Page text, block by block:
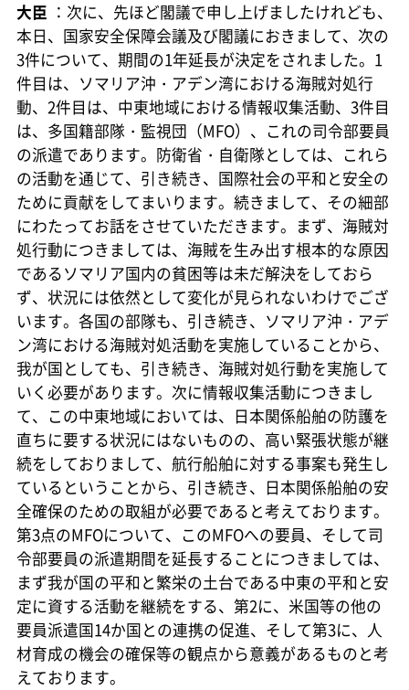
大臣 ：次に、先ほど閣議で申し上げましたけれども、
本日、国家安全保障会議及び閣議におきまして、次の
3件について、期間の1年延長が決定をされました。1
件目は、ソマリア沖・アデン湾における海賊対処行
動、2件目は、中東地域における情報収集活動、3件目
は、多国籍部隊・監視団（MFO）、これの司令部要員
の派遣であります。防衛省・自衛隊としては、これら
の活動を通じて、引き続き、国際社会の平和と安全の
ために貢献をしてまいります。続きまして、その細部
にわたってお話をさせていただきます。まず、海賊対
処行動につきましては、海賊を生み出す根本的な原因
であるソマリア国内の貧困等は未だ解決をしておら
ず、状況には依然として変化が見られないわけでござ
います。各国の部隊も、引き続き、ソマリア沖・アデ
ン湾における海賊対処活動を実施していることから、
我が国としても、引き続き、海賊対処行動を実施して
いく必要があります。次に情報収集活動につきまし
て、この中東地域においては、日本関係船舶の防護を
直ちに要する状況にはないものの、高い緊張状態が継
続をしておりまして、航行船舶に対する事案も発生し
ているということから、引き続き、日本関係船舶の安
全確保のための取組が必要であると考えております。
第3点のMFOについて、このMFOへの要員、そして司
令部要員の派遣期間を延長することにつきましては、
まず我が国の平和と繁栄の土台である中東の平和と安
定に資する活動を継続をする、第2に、米国等の他の
要員派遣国14か国との連携の促進、そして第3に、人
材育成の機会の確保等の観点から意義があるものと考
えております。